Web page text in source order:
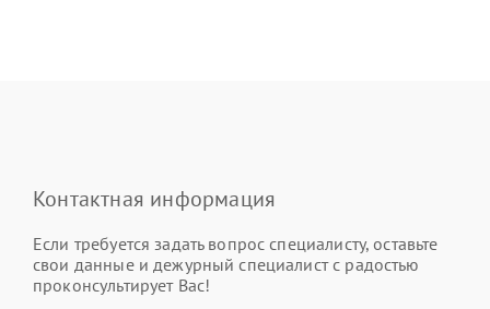
Контактная информация
Если требуется задать вопрос специалисту, оставьте
свои данные и дежурный специалист с радостью
проконсультирует Вас!